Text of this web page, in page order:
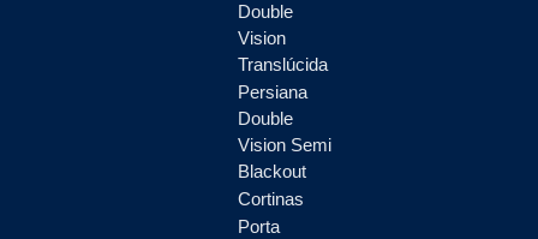
Double
Vision
Translúcida
Persiana
Double
Vision Semi
Blackout
Cortinas
Porta